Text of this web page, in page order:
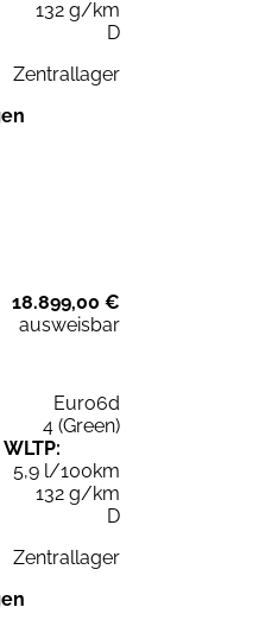
132 g/km
D
Zentrallager
18.899,00 €
ausweisbar
Euro6d
4 (Green)
5,9 l/100km
132 g/km
D
Zentrallager